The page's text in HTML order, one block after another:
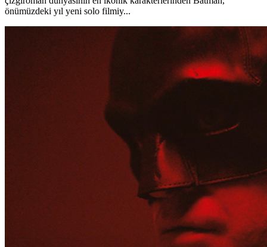
önümüzdeki yıl yeni solo filmiy...